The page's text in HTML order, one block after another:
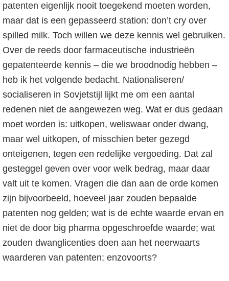
patenten eigenlijk nooit toegekend moeten worden,
maar dat is een gepasseerd station: don’t cry over
spilled milk. Toch willen we deze kennis wel gebruiken.
Over de reeds door farmaceutische industrieën
gepatenteerde kennis – die we broodnodig hebben –
heb ik het volgende bedacht. Nationaliseren/
socialiseren in Sovjetstijl lijkt me om een aantal
redenen niet de aangewezen weg. Wat er dus gedaan
moet worden is: uitkopen, weliswaar onder dwang,
maar wel uitkopen, of misschien beter gezegd
onteigenen, tegen een redelijke vergoeding. Dat zal
gesteggel geven over voor welk bedrag, maar daar
valt uit te komen. Vragen die dan aan de orde komen
zijn bijvoorbeeld, hoeveel jaar zouden bepaalde
patenten nog gelden; wat is de echte waarde ervan en
niet de door big pharma opgeschroefde waarde; wat
zouden dwanglicenties doen aan het neerwaarts
waarderen van patenten; enzovoorts?